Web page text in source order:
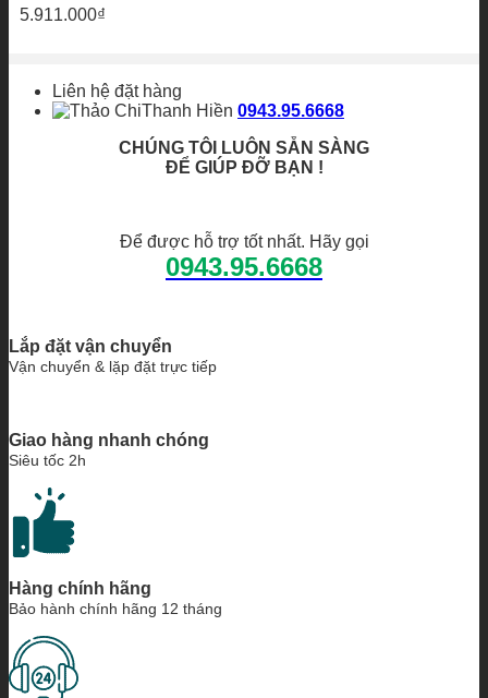
5.911.000₫
Liên hệ đặt hàng
Thanh Hiền 0943.95.6668
CHÚNG TÔI LUÔN SẴN SÀNG
ĐỂ GIÚP ĐỠ BẠN !
Để được hỗ trợ tốt nhất. Hãy gọi
0943.95.6668
Lắp đặt vận chuyển
Vận chuyển & lặp đặt trực tiếp
Giao hàng nhanh chóng
Siêu tốc 2h
Hàng chính hãng
Bảo hành chính hãng 12 tháng